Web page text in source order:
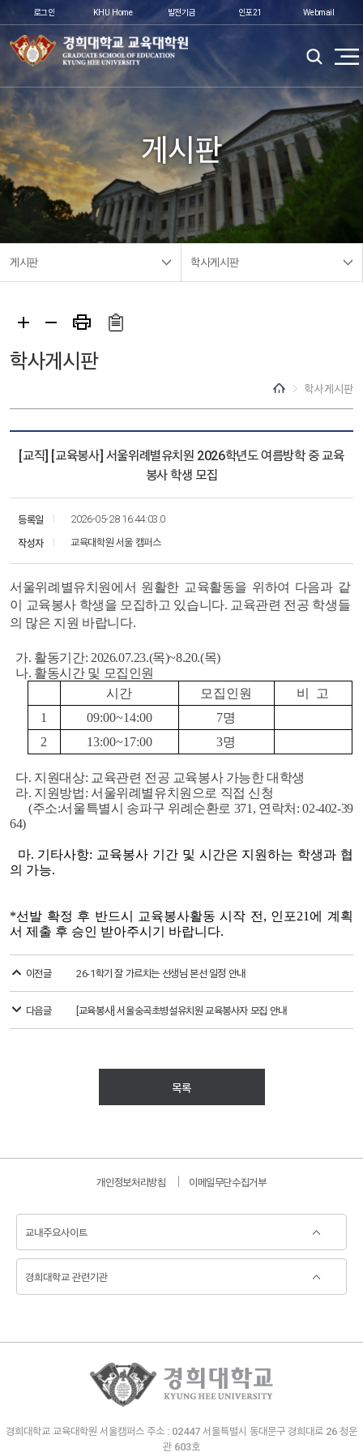
로그인 KHU Home 발전기금 인포21 Webmail
게시판
게시판 학사게시판
학사게시판
학사게시판
[교직] [교육봉사] 서울위례별유치원 2026학년도 여름방학 중 교육
봉사 학생 모집
등록일
2026-05-28 16:44:03.0
작성자
교육대학원 서울 캠퍼스
서울위례별유치원에서 원활한 교육활동을 위하여 다음과 같
이 교육봉사 학생을 모집하고 있습니다. 교육관련 전공 학생들
의 많은 지원 바랍니다.
가. 활동기간: 2026.07.23.(목)~8.20.(목)
나. 활동시간 및 모집인원
시간
모집인원
비 고
1
09:00~14:00
7명
2
13:00~17:00 3명
다. 지원대상: 교육관련 전공 교육봉사 가능한 대학생
라. 지원방법: 서울위례별유치원으로 직접 신청
(주소:서울특별시 송파구 위례순환로 371, 연락처: 02-402-39
64)
마. 기타사항: 교육봉사 기간 및 시간은 지원하는 학생과 협
의 가능.
*선발 확정 후 반드시 교육봉사활동 시작 전, 인포21에 계획
서 제출 후 승인 받아주시기 바랍니다.
이전글 26-1학기 잘 가르치는 선생님 본선 일정 안내
다음글 [교육봉사] 서울숭곡초병설유치원 교육봉사자 모집 안내
목록
개인정보처리방침 이메일무단수집거부
경희대학교 교육대학원 서울캠퍼스 주소 : 02447 서울특별시 동대문구 경희대로 26 청운
관 603호